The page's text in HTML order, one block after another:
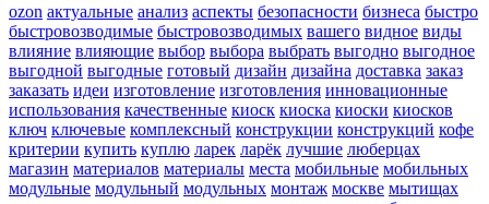
ozon актуальные анализ аспекты безопасности бизнеса быстро
быстровозводимые быстровозводимых вашего видное виды
влияние влияющие выбор выбора выбрать выгодно выгодное
выгодной выгодные готовый дизайн дизайна доставка заказ
заказать идеи изготовление изготовления инновационные
использования качественные киоск киоска киоски киосков
ключ ключевые комплексный конструкции конструкций кофе
критерии купить куплю ларек ларёк лучшие люберцах
магазин материалов материалы места мобильные мобильных
модульные модульный модульных монтаж москве мытищах